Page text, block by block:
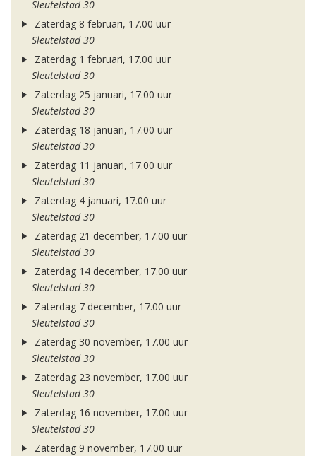
Sleutelstad 30
Zaterdag 8 februari, 17.00 uur
Sleutelstad 30
Zaterdag 1 februari, 17.00 uur
Sleutelstad 30
Zaterdag 25 januari, 17.00 uur
Sleutelstad 30
Zaterdag 18 januari, 17.00 uur
Sleutelstad 30
Zaterdag 11 januari, 17.00 uur
Sleutelstad 30
Zaterdag 4 januari, 17.00 uur
Sleutelstad 30
Zaterdag 21 december, 17.00 uur
Sleutelstad 30
Zaterdag 14 december, 17.00 uur
Sleutelstad 30
Zaterdag 7 december, 17.00 uur
Sleutelstad 30
Zaterdag 30 november, 17.00 uur
Sleutelstad 30
Zaterdag 23 november, 17.00 uur
Sleutelstad 30
Zaterdag 16 november, 17.00 uur
Sleutelstad 30
Zaterdag 9 november, 17.00 uur